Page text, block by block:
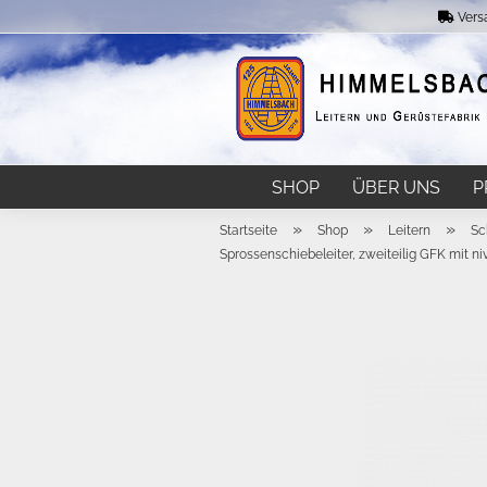
SHOP ÜBER UNS
Startseite » Shop » Leitern »
Sprossenschiebeleiter, zweiteilig GFK mit